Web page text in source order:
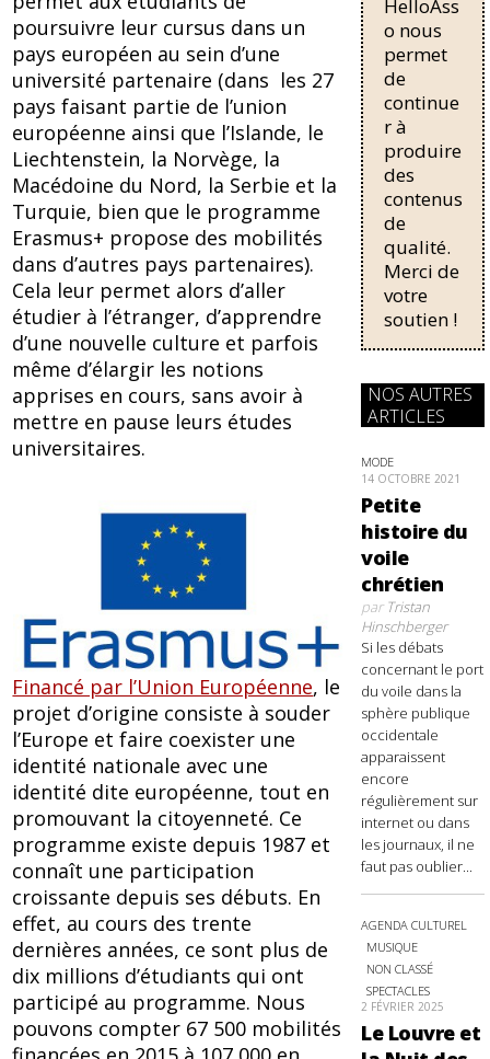
o
o
k
y
poursuivre leur cursus dans un
pays européen au sein d’une
université partenaire (dans les 27
pays faisant partie de l’union
européenne ainsi que l’Islande, le
Liechtenstein, la Norvège, la
Macédoine du Nord, la Serbie et la
Turquie, bien que le programme
Erasmus+ propose des mobilités
dans d’autres pays partenaires).
Cela leur permet alors d’aller
étudier à l’étranger, d’apprendre
d’une nouvelle culture et parfois
même d’élargir les notions
apprises en cours, sans avoir à
mettre en pause leurs études
universitaires.
Financé par l’Union Européenne, le
projet d’origine consiste à souder
l’Europe et faire coexister une
identité nationale avec une
identité dite européenne, tout en
promouvant la citoyenneté. Ce
programme existe depuis 1987 et
connaît une participation
croissante depuis ses débuts. En
effet, au cours des trente
dernières années, ce sont plus de
dix millions d’étudiants qui ont
participé au programme. Nous
pouvons compter 67 500 mobilités
pour une
régularisati
on,
passant de
trois...
HelloAss
o nous
permet
de
continue
r à
produire
des
contenus
de
qualité.
Merci de
votre
soutien !
NOS AUTRES
ARTICLES
MODE
14 OCTOBRE 2021
Petite
histoire du
voile
chrétien
parTristan
Hinschberger
Si les débats
concernant le port
du voile dans la
sphère publique
occidentale
apparaissent
encore
régulièrement sur
internet ou dans
les journaux, il ne
faut pas oublier...
AGENDA CULTUREL
MUSIQUE
NON CLASSÉ
SPECTACLES
2 FÉVRIER 2025
Le Louvre et